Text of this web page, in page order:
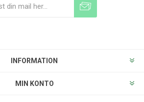
INFORMATION
MIN KONTO